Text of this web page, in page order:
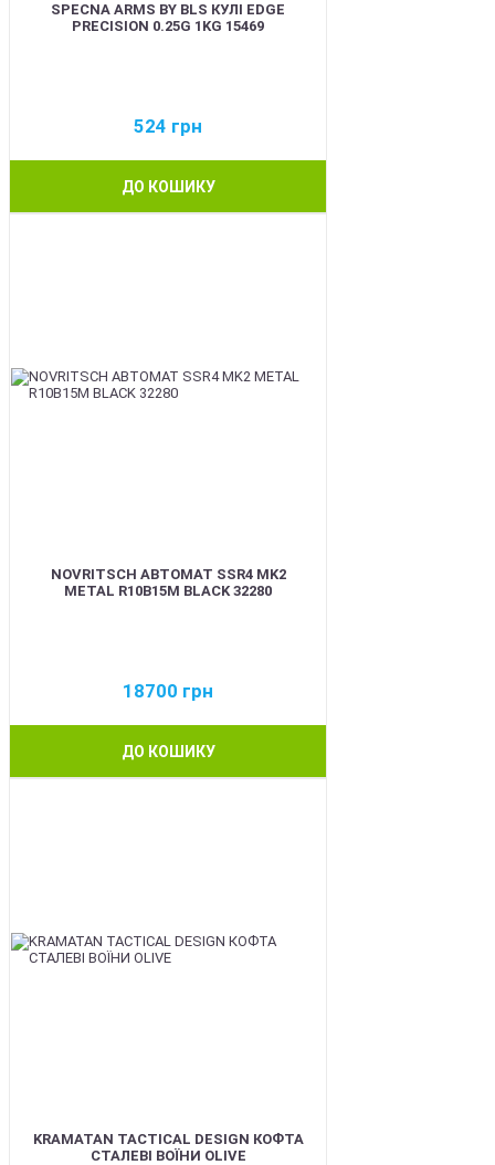
SPECNA ARMS BY BLS КУЛІ EDGE
PRECISION 0.25G 1KG 15469
524 грн
ДО КОШИКУ
NOVRITSCH АВТОМАТ SSR4 MK2
METAL R10B15M BLACK 32280
18700 грн
ДО КОШИКУ
KRAMATAN TACTICAL DESIGN КОФТА
СТАЛЕВІ ВОЇНИ OLIVE